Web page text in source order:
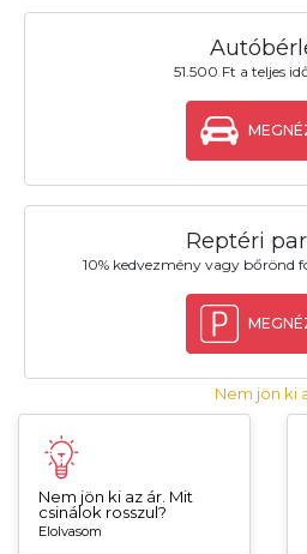
51.500 Ft a teljes
Reptéri
10% kedvezmény vagy bőrönd
Nem jön ki
Nem jön ki az ár. Mit
csinálok rosszul?
Elolvasom